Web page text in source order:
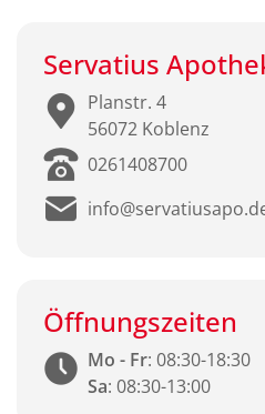
Servatius
Planstr. 4
56072 Koblenz
0261408700
Öffnungszeiten
Mo - Fr: 08:30-18:30
Sa: 08:30-13:00